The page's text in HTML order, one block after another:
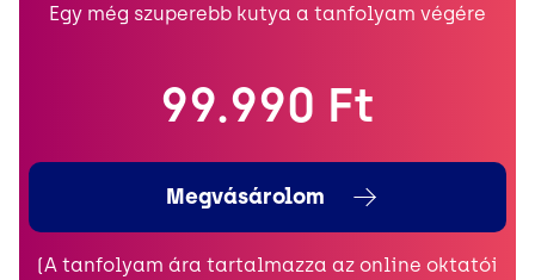
Egy még szuperebb kutya a tanfolyam végére
99.990 Ft
Megvásárolom
(A tanfolyam ára tartalmazza az online oktatói